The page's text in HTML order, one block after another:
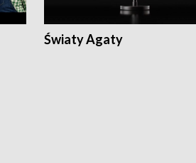
Światy Agaty